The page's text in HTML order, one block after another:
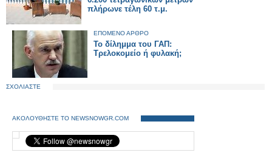
πλήρωνε τέλη 60 τ.μ.
ΕΠΟΜΕΝΟ ΑΡΘΡΟ
Το δίλημμα του ΓΑΠ:
Τρελοκομείο ή φυλακή;
ΣΧΟΛΙΑΣΤΕ
ΑΚΟΛΟΥΘΗΣΤΕ ΤΟ NEWSNOWGR.COM